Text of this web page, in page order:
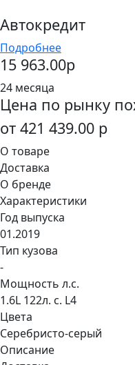
Автокредит
Подробнее
15 963.00р
24 месяца
Цена по рынку
от 421 439.00 р
О товаре
Доставка
О бренде
Характеристики
Год выпуска
01.2019
Тип кузова
-
Мощность л.с.
1.6L 122л. с. L4
Цвета
Серебристо-серый
Описание